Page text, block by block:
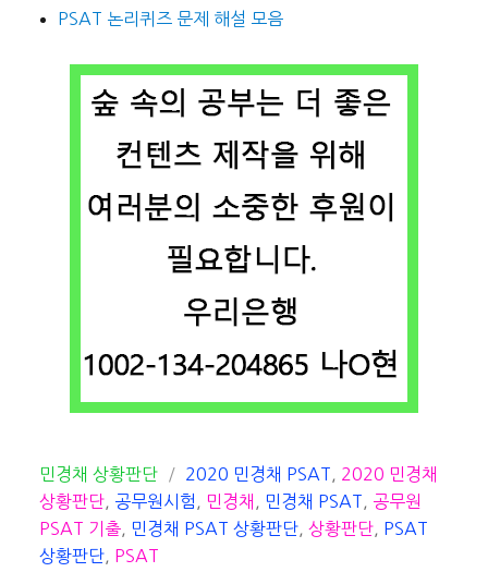
PSAT 논리퀴즈 문제 해설 모음
카
테
고
리
민경채 상황판단
태
그
2020 민경채 PSAT
2020 민경채
상황판단
공무원시험 민경채 민경채 PSAT
공무원
PSAT 기출
민경채 PSAT 상황판단 ,상황판단
PSAT
상황판단
PSAT